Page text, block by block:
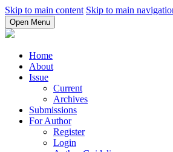
Skip to main content Skip to main
Open Menu
Home
About
Issue
Current
Archives
Submissions
For Author
Register
Login